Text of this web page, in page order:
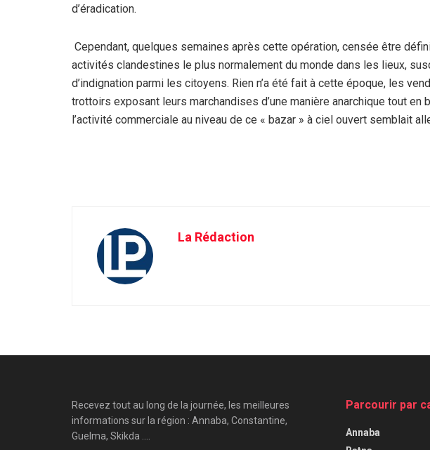
d’éradication.
Cependant, quelques semaines après cette opération, censée être
activités clandestines le plus normalement du monde dans les lieux,
d’indignation parmi les citoyens. Rien n’a été fait à cette époque, les
trottoirs exposant leurs marchandises d’une manière anarchique tout en
l’activité commerciale au niveau de ce « bazar » à ciel ouvert semblait
La Rédaction
Recevez tout au long de la journée, les meilleures
informations sur la région : Annaba, Constantine,
Guelma, Skikda ....
Parcourir par
Annaba